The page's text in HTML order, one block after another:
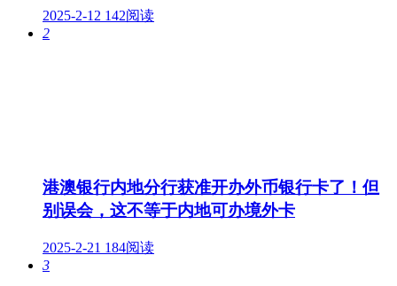
2025-2-12 142阅读
2
港澳银行内地分行获准开办外币银行卡了！但
别误会，这不等于内地可办境外卡
2025-2-21 184阅读
3